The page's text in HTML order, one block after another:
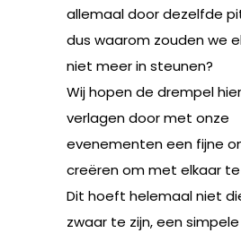
allemaal door dezelfde
dus waarom zouden we
niet meer in steunen?
Wij hopen de drempel
verlagen door met onze
evenementen een fijne
creëren om met elkaar
Dit hoeft helemaal niet
zwaar te zijn, een